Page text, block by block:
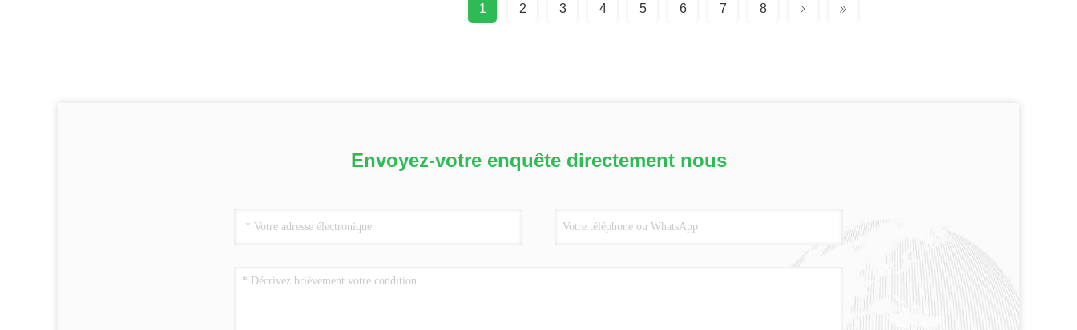
1 2 3 4 5 6 7 8
Envoyez-votre enquête directement nous